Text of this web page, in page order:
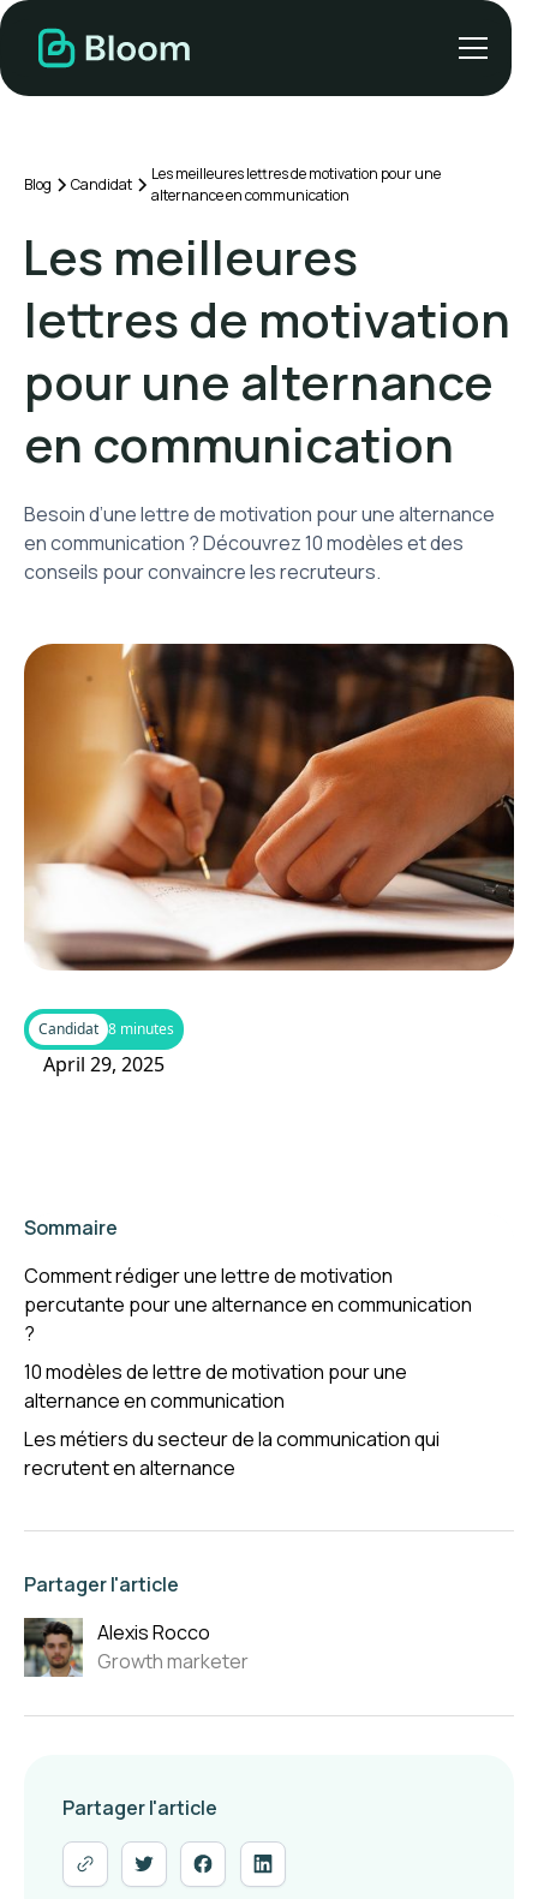
Blog Candidat
Les meilleures lettres de motivation pour une
alternance en communication
Les meilleures
lettres de motivation
pour une alternance
en communication
Besoin d’une lettre de motivation pour une alternance
en communication ? Découvrez 10 modèles et des
conseils pour convaincre les recruteurs.
Candidat 8 minutes
April 29, 2025
Sommaire
Comment rédiger une lettre de motivation
percutante pour une alternance en communication
?
10 modèles de lettre de motivation pour une
alternance en communication
Les métiers du secteur de la communication qui
recrutent en alternance
Partager l'article
Alexis Rocco
Growth marketer
Partager l'article